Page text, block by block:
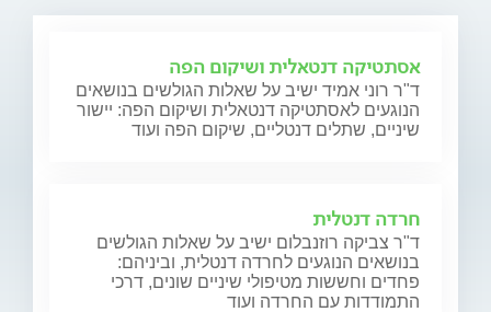
אסתטיקה דנטאלית ושיקום הפה
ד"ר רוני אמיד ישיב על שאלות הגולשים בנושאים
הנוגעים לאסתטיקה דנטאלית ושיקום הפה: יישור
שיניים, שתלים דנטליים, שיקום הפה ועוד
חרדה דנטלית
ד"ר צביקה רוזנבלום ישיב על שאלות הגולשים
בנושאים הנוגעים לחרדה דנטלית, וביניהם:
פחדים וחששות מטיפולי שיניים שונים, דרכי
התמודדות עם החרדה ועוד